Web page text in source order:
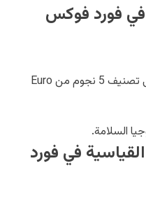
في فورد فوكس
حصلت فورد فوكس 2024 على تصنيف 5 نجوم من Euro
السلامة.
في فورد